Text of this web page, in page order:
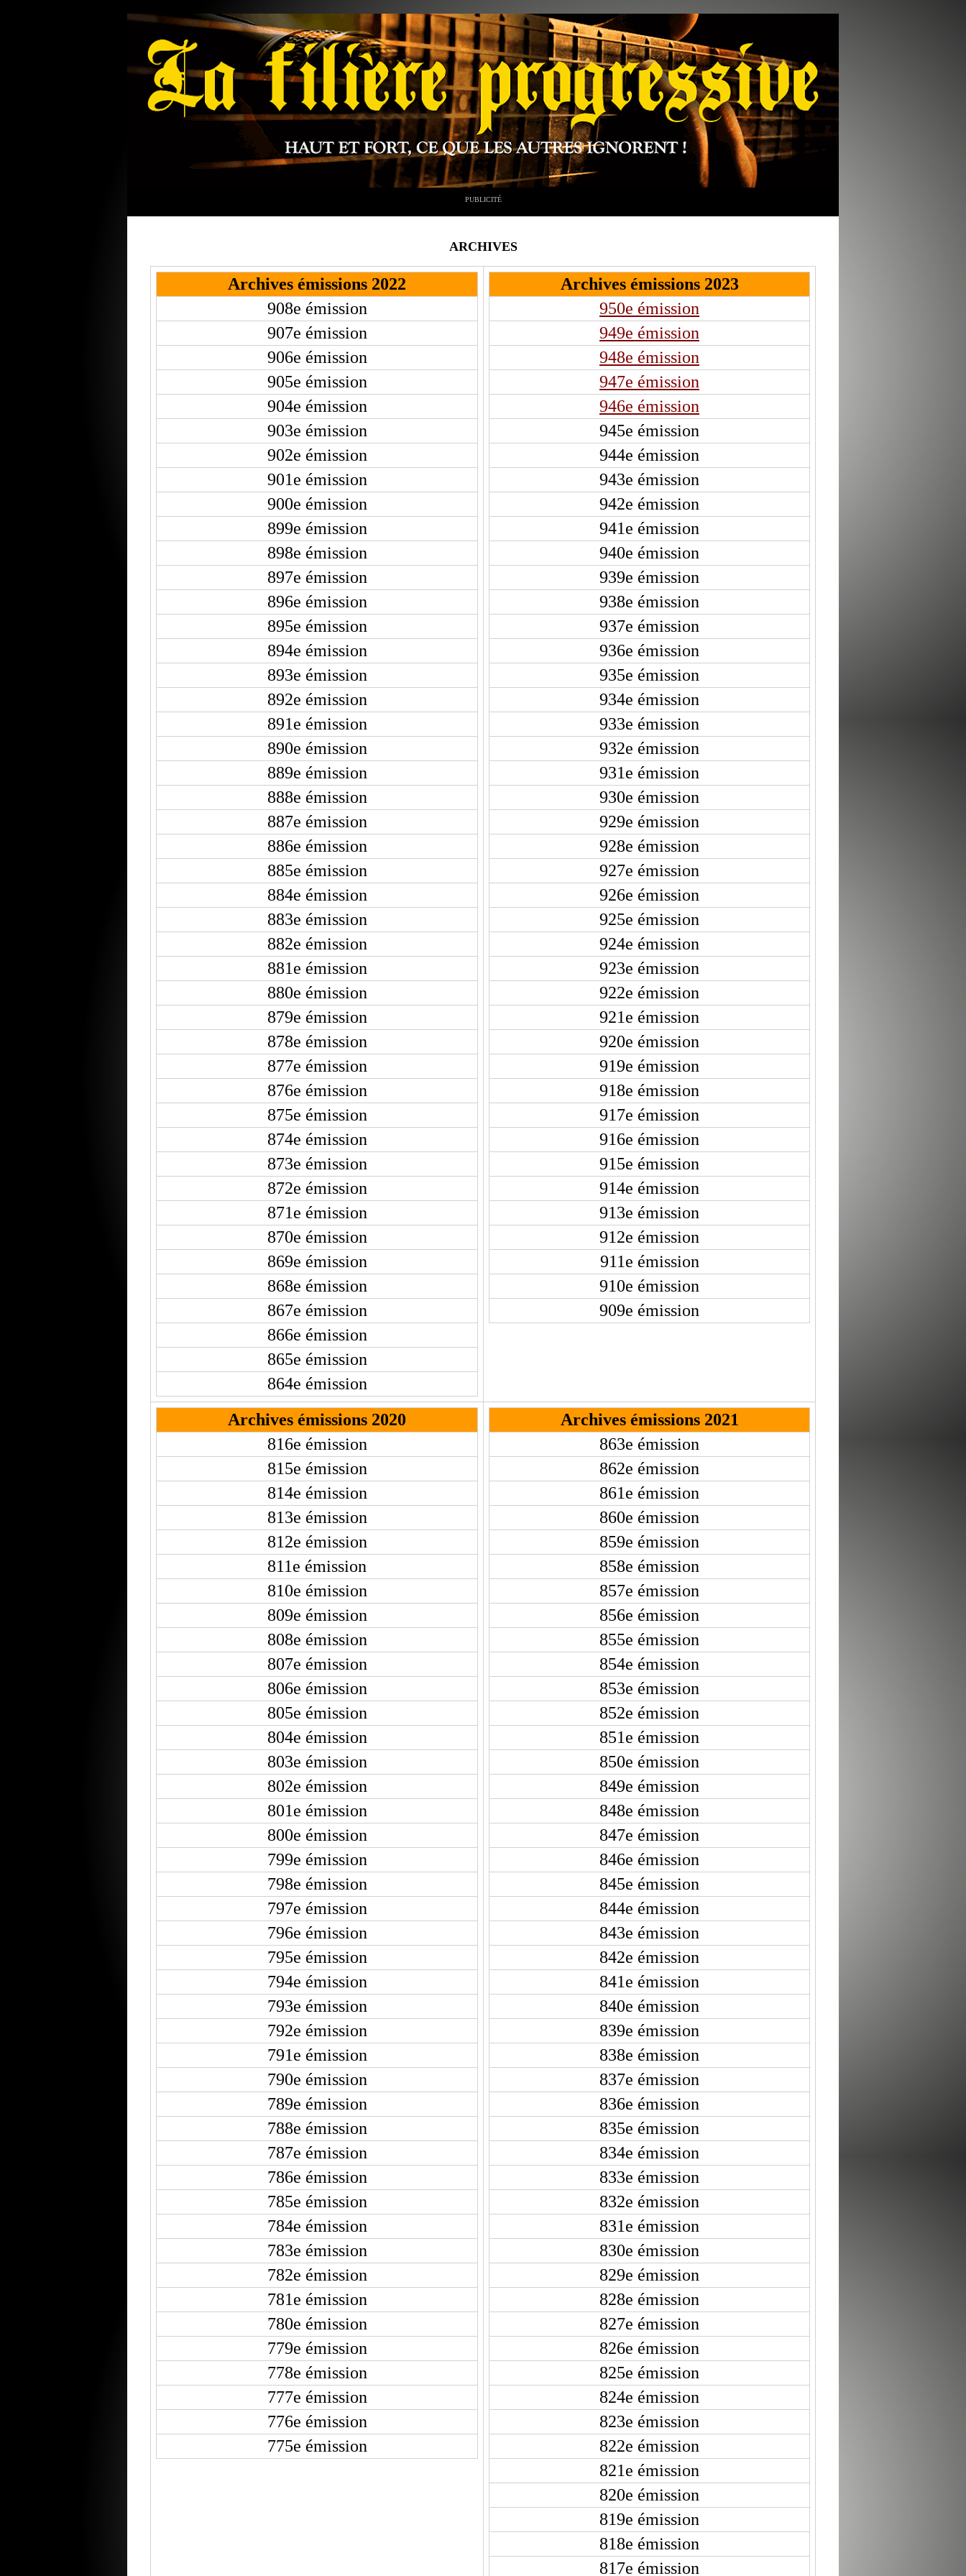
PUBLICITÉ
ARCHIVES
Archives émissions 2022
908e émission
907e émission
906e émission
905e émission
904e émission
903e émission
902e émission
901e émission
900e émission
899e émission
898e émission
897e émission
896e émission
895e émission
894e émission
893e émission
892e émission
891e émission
890e émission
889e émission
888e émission
887e émission
886e émission
885e émission
884e émission
883e émission
882e émission
881e émission
880e émission
879e émission
878e émission
877e émission
876e émission
875e émission
874e émission
873e émission
872e émission
871e émission
870e émission
869e émission
868e émission
867e émission
866e émission
865e émission
864e émission
Archives émissions 2023
950e émission
949e émission
948e émission
947e émission
946e émission
945e émission
944e émission
943e émission
942e émission
941e émission
940e émission
939e émission
938e émission
937e émission
936e émission
935e émission
934e émission
933e émission
932e émission
931e émission
930e émission
929e émission
928e émission
927e émission
926e émission
925e émission
924e émission
923e émission
922e émission
921e émission
920e émission
919e émission
918e émission
917e émission
916e émission
915e émission
914e émission
913e émission
912e émission
911e émission
910e émission
909e émission
Archives émissions 2020
816e émission
815e émission
814e émission
813e émission
812e émission
811e émission
810e émission
809e émission
808e émission
807e émission
806e émission
805e émission
804e émission
803e émission
802e émission
801e émission
800e émission
799e émission
798e émission
797e émission
796e émission
795e émission
794e émission
793e émission
792e émission
791e émission
790e émission
789e émission
788e émission
787e émission
786e émission
785e émission
784e émission
783e émission
782e émission
781e émission
780e émission
779e émission
778e émission
777e émission
776e émission
775e émission
Archives émissions 2021
863e émission
862e émission
861e émission
860e émission
859e émission
858e émission
857e émission
856e émission
855e émission
854e émission
853e émission
852e émission
851e émission
850e émission
849e émission
848e émission
847e émission
846e émission
845e émission
844e émission
843e émission
842e émission
841e émission
840e émission
839e émission
838e émission
837e émission
836e émission
835e émission
834e émission
833e émission
832e émission
831e émission
830e émission
829e émission
828e émission
827e émission
826e émission
825e émission
824e émission
823e émission
822e émission
821e émission
820e émission
819e émission
818e émission
817e émission